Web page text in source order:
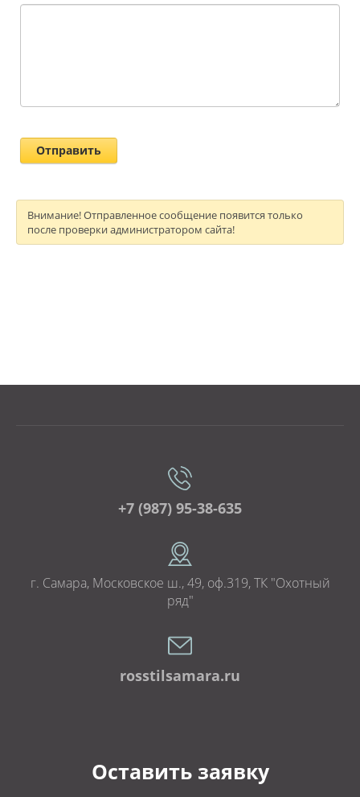
Внимание! Отправленное сообщение появится только
после проверки администратором сайта!
+7 (987) 95-38-635
г. Самара, Московское ш., 49, оф.319, ТК "Охотный
ряд"
rosstilsamara.ru
Оставить заявку